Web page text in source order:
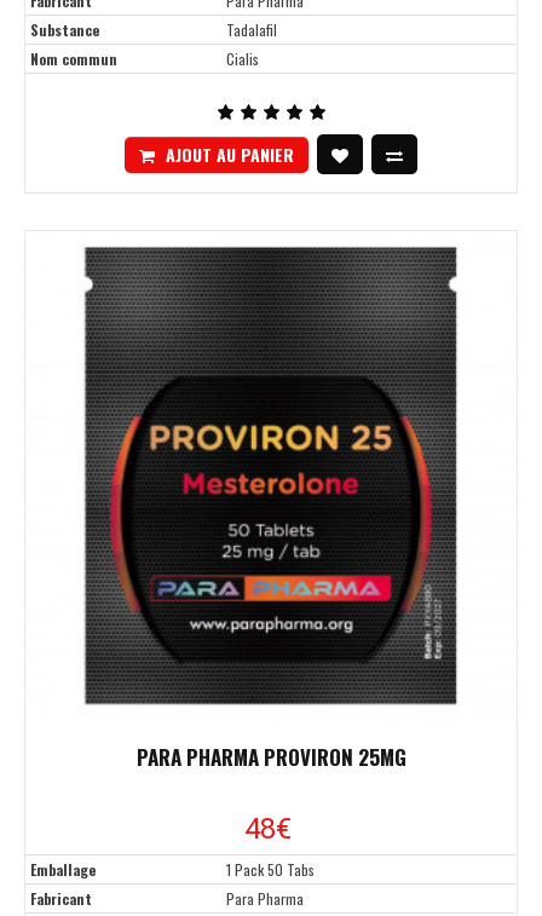
Substance
Tadalafil
Nom commun
Cialis
AJOUT AU PANIER
PARA PHARMA PROVIRON 25MG
48€
Emballage
1 Pack 50 Tabs
Fabricant
Para Pharma